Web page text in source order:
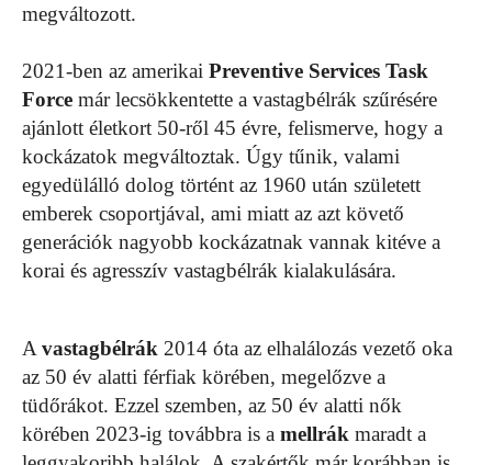
megváltozott.
2021-ben az amerikai Preventive Services Task
Force már lecsökkentette a vastagbélrák szűrésére
ajánlott életkort 50-ről 45 évre, felismerve, hogy a
kockázatok megváltoztak. Úgy tűnik, valami
egyedülálló dolog történt az 1960 után született
emberek csoportjával, ami miatt az azt követő
generációk nagyobb kockázatnak vannak kitéve a
korai és agresszív vastagbélrák kialakulására.
A vastagbélrák 2014 óta az elhalálozás vezető oka
az 50 év alatti férfiak körében, megelőzve a
tüdőrákot. Ezzel szemben, az 50 év alatti nők
körében 2023-ig továbbra is a mellrák maradt a